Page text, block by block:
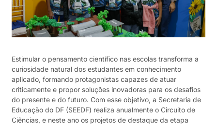
Estimular o pensamento científico nas escolas transforma a
curiosidade natural dos estudantes em conhecimento
aplicado, formando protagonistas capazes de atuar
criticamente e propor soluções inovadoras para os desafios
do presente e do futuro. Com esse objetivo, a Secretaria de
Educação do DF (SEEDF) realiza anualmente o Circuito de
Ciências, e neste ano os projetos de destaque da etapa